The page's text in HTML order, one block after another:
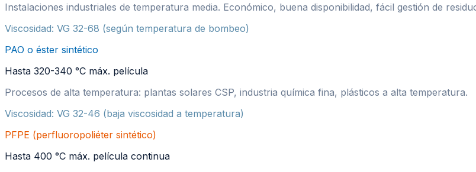
Instalaciones industriales de temperatura media. Económico, buena disponibilidad, fácil gestión de
Viscosidad: VG 32-68 (según temperatura de bombeo)
PAO o éster sintético
Hasta 320-340 °C máx. película
Procesos de alta temperatura: plantas solares CSP, industria química fina, plásticos a alta temperatura.
Viscosidad: VG 32-46 (baja viscosidad a temperatura)
PFPE (perfluoropoliéter sintético)
Hasta 400 °C máx. película continua